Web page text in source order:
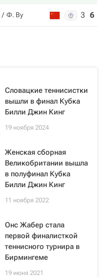
Ф. Ву 3 6
Словацкие теннисистки
вышли в финал Кубка
Билли Джин Кинг
19 ноября 2024
Женская сборная
Великобритании вышла
в полуфинал Кубка
Билли Джин Кинг
11 ноября 2022
Онс Жабер стала
первой финалисткой
теннисного турнира в
Бирмингеме
19 июня 2021